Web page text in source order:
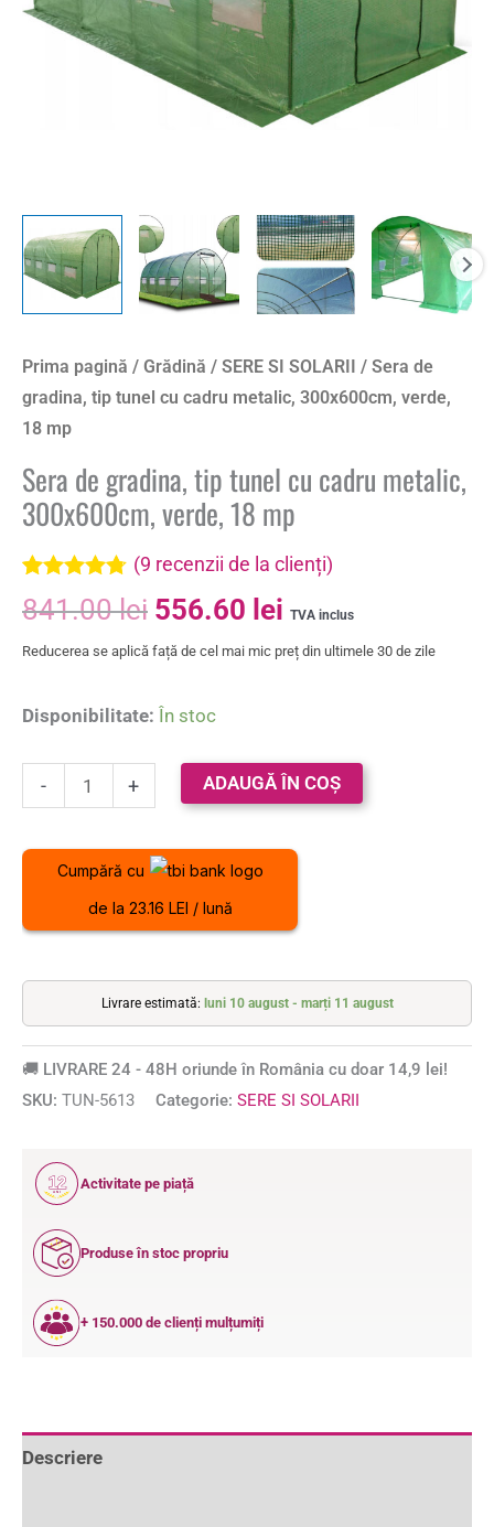
Prima pagină / Grădină / SERE SI SOLARII
/ Sera de
gradina, tip tunel cu cadru metalic, 300x600cm, verde,
18 mp
Sera de gradina, tip tunel cu cadru metalic,
300x600cm, verde, 18 mp
Evaluat la
4.67din 5
9
evaluări de
(9 recenzii de la clienți)
841.00lei 556.60 lei TVA inclus
Reducerea se aplică față de cel mai mic preț din ultimele 30 de zile
Disponibilitate: În stoc
-
metalic,
300x600cm,
+ ADAUGĂ ÎN COȘ
Cumpără cu
de la 23.16 LEI / lună
Livrare estimată: luni 10 august - marți 11 august
🚚 LIVRARE 24 - 48H oriunde în România cu doar 14,9 lei!
SKU: TUN-5613 Categorie: SERE SI SOLARII
12
ANI
Activitate pe piață
Produse în stoc propriu
+ 150.000 de clienți mulțumiți
Descriere